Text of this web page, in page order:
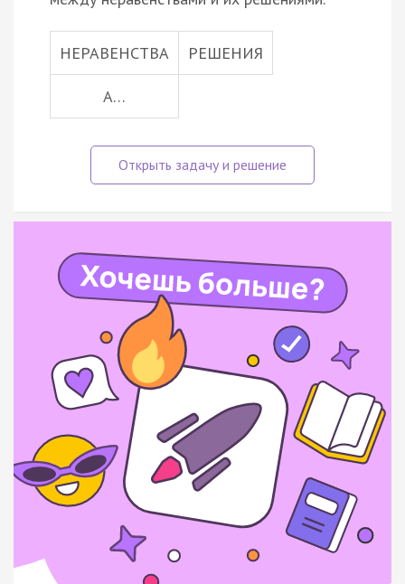
НЕРАВЕНСТВА РЕШЕНИЯ
А…